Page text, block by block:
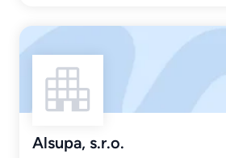
Alsupa, s.r.o.